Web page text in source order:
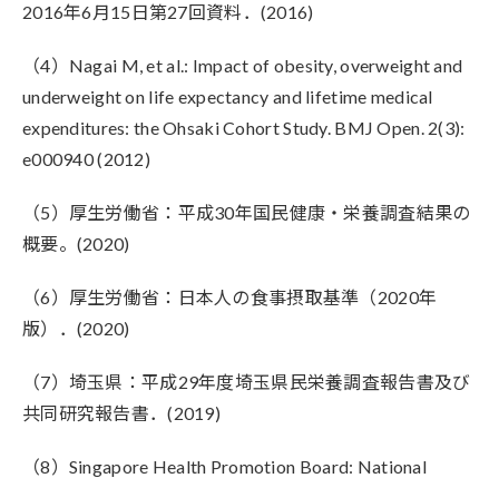
2016年6月15日第27回資料．(2016)
（4）Nagai M, et al.: Impact of obesity, overweight and
underweight on life expectancy and lifetime medical
expenditures: the Ohsaki Cohort Study. BMJ Open. 2(3):
e000940 (2012)
（5）厚生労働省：平成30年国民健康・栄養調査結果の
概要。(2020)
（6）厚生労働省：日本人の食事摂取基準（2020年
版）．(2020)
（7）埼玉県：平成29年度埼玉県民栄養調査報告書及び
共同研究報告書．(2019)
（8）Singapore Health Promotion Board: National